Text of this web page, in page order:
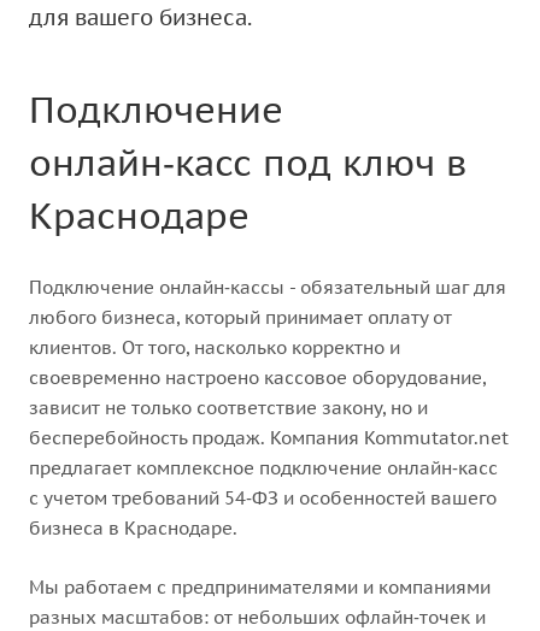
для вашего бизнеса.
Подключение
онлайн‑касс под ключ в
Краснодаре
Подключение онлайн‑кассы - обязательный шаг для
любого бизнеса, который принимает оплату от
клиентов. От того, насколько корректно и
своевременно настроено кассовое оборудование,
зависит не только соответствие закону, но и
бесперебойность продаж. Компания Kommutator.net
предлагает комплексное подключение онлайн‑касс
с учетом требований 54‑ФЗ и особенностей вашего
бизнеса в Краснодаре.
Мы работаем с предпринимателями и компаниями
разных масштабов: от небольших офлайн‑точек и